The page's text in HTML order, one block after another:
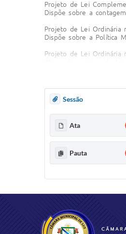
Projeto de Lei
Dispõe sobre a
Projeto de Lei
Dispõe sobre a Política
Projeto de Lei
Institui o “Dia de
Sessão
Ata
Pauta